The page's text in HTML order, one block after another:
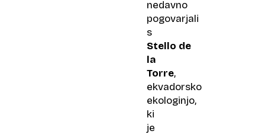
nedavno
pogovarjali
s
Stello de
la
Torre,
ekvadorsko
ekologinjo,
ki
je